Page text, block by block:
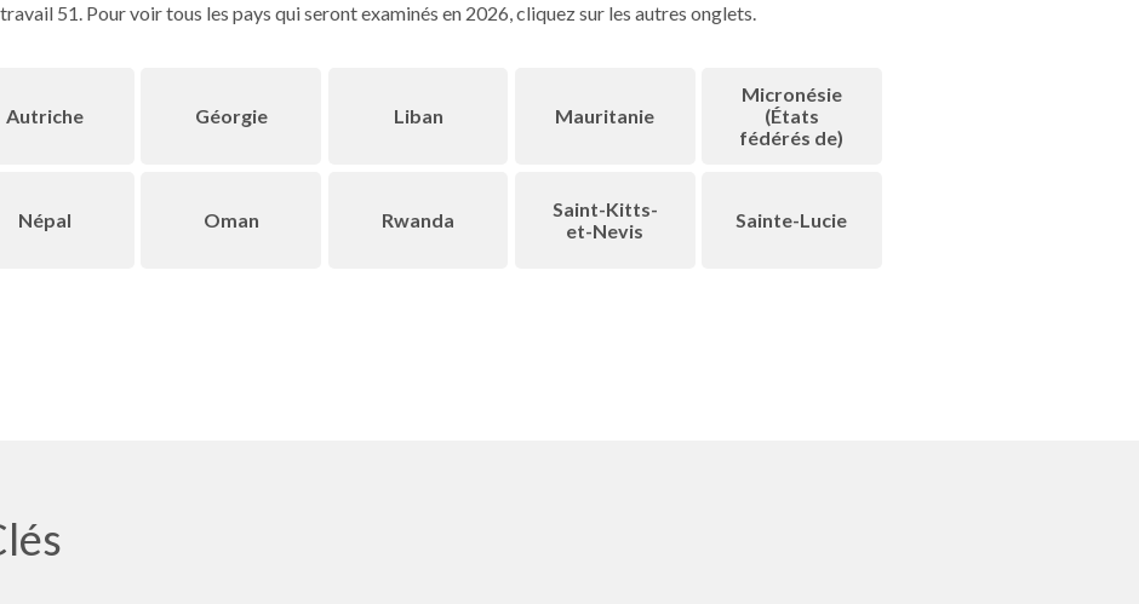
51. Pour voir tous les pays qui seront examinés en 2026, cliquez sur les autres onglets.
Autriche Géorgie Liban Mauritanie
Micronésie
(États
fédérés de)
Népal Oman Rwanda
Saint-Kitts-
et-Nevis
Sainte-Lucie